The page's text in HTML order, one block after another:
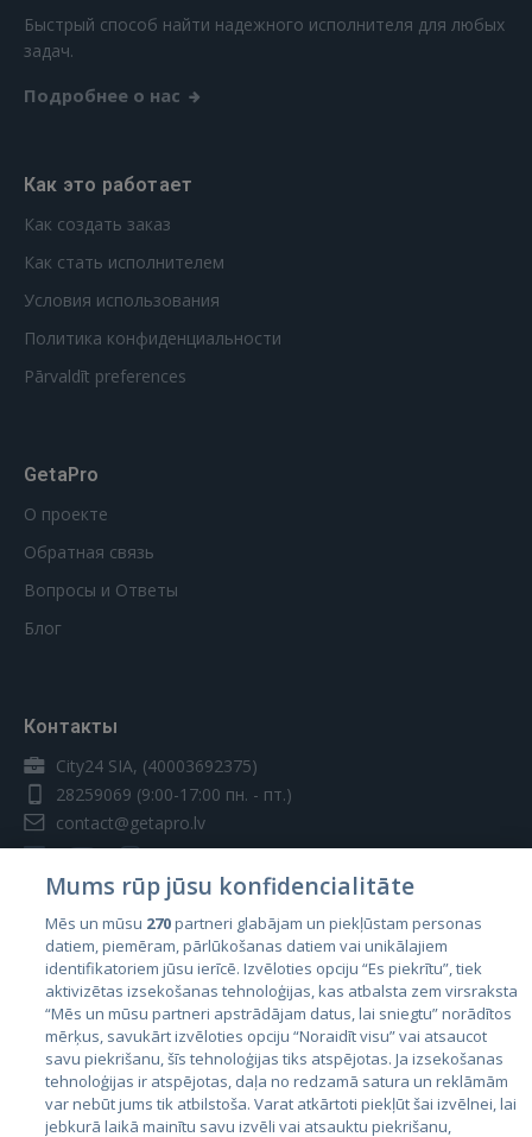
Быстрый способ найти надежного исполнителя для любых
задач.
Подробнее о нас
Как это работает
Как создать заказ
Как стать исполнителем
Условия использования
Политика конфиденциальности
Pārvaldīt preferences
GetaPro
О проекте
Обратная связь
Вопросы и Ответы
Блог
Контакты
City24 SIA, (40003692375)
28259069 (9:00-17:00 пн. - пт.)
contact@getapro.lv
Страны
Эстония
Латвия
Литва
Mums rūp jūsu konfidencialitāte
Mēs un mūsu 270partneri glabājam un piekļūstam personas
datiem, piemēram, pārlūkošanas datiem vai unikālajiem
identifikatoriem jūsu ierīcē. Izvēloties opciju “Es piekrītu”, tiek
aktivizētas izsekošanas tehnoloģijas, kas atbalsta zem virsraksta
“Mēs un mūsu partneri apstrādājam datus, lai sniegtu” norādītos
mērķus, savukārt izvēloties opciju “Noraidīt visu” vai atsaucot
savu piekrišanu, šīs tehnoloģijas tiks atspējotas. Ja izsekošanas
tehnoloģijas ir atspējotas, daļa no redzamā satura un reklāmām
var nebūt jums tik atbilstoša. Varat atkārtoti piekļūt šai izvēlnei, lai
jebkurā laikā mainītu savu izvēli vai atsauktu piekrišanu,